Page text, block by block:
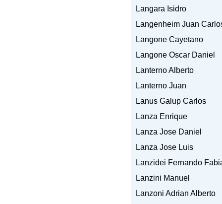
Langara Isidro
Langenheim Juan
Langone Cayetano
Langone Oscar Daniel
Lanterno Alberto
Lanterno Juan
Lanus Galup Carlos
Lanza Enrique
Lanza Jose Daniel
Lanza Jose Luis
Lanzidei Fernando
Lanzini Manuel
Lanzoni Adrian Alberto